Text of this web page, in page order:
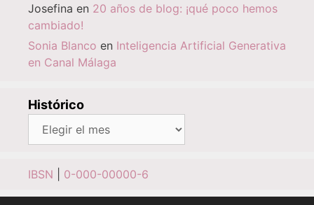
Josefina en 20 años de blog: ¡qué poco hemos
cambiado!
Sonia Blanco en Inteligencia Artificial Generativa
en Canal Málaga
Histórico
IBSN 0-000-00000-6